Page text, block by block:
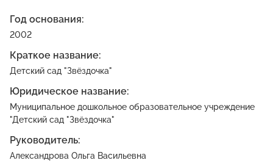
Год основания:
2002
Краткое название:
Детский сад "Звёздочка"
Юридическое название:
Муниципальное дошкольное образовательное учреждение
"Детский сад "Звёздочка"
Руководитель:
Александрова Ольга Васильевна